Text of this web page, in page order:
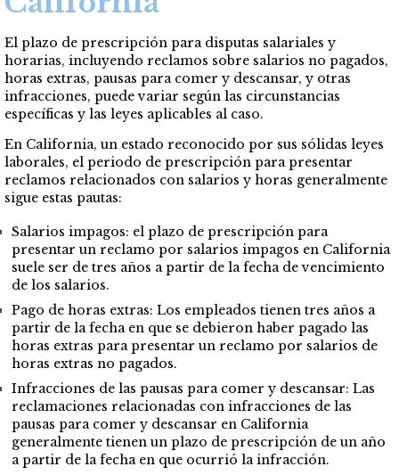
El plazo de prescripción para disputas salariales y
horarias, incluyendo reclamos sobre salarios no pagados,
horas extras, pausas para comer y descansar, y otras
infracciones, puede variar según las circunstancias
específicas y las leyes aplicables al caso.
En California, un estado reconocido por sus sólidas leyes
laborales, el periodo de prescripción para presentar
reclamos relacionados con salarios y horas generalmente
sigue estas pautas:
Salarios impagos: el plazo de prescripción para
presentar un reclamo por salarios impagos en California
suele ser de tres años a partir de la fecha de vencimiento
de los salarios.
Pago de horas extras: Los empleados tienen tres años a
partir de la fecha en que se debieron haber pagado las
horas extras para presentar un reclamo por salarios de
horas extras no pagados.
Infracciones de las pausas para comer y descansar: Las
reclamaciones relacionadas con infracciones de las
pausas para comer y descansar en California
generalmente tienen un plazo de prescripción de un año
a partir de la fecha en que ocurrió la infracción.